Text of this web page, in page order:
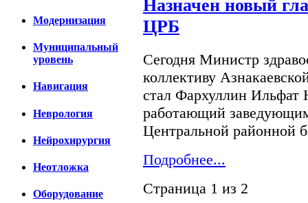
Модернизация
Муниципальный
уровень
Навигация
Неврология
Нейрохирургия
Неотложка
Оборудование
Назначен новый
ЦРБ
Сегодня Министр
коллективу
стал Фархуллин Ильфат
работающий
Центральной районной
Подробнее...
Страница 1 из 2